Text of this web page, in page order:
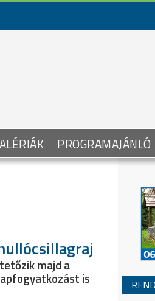
PROGRAMAJÁNLÓ
majd a
is